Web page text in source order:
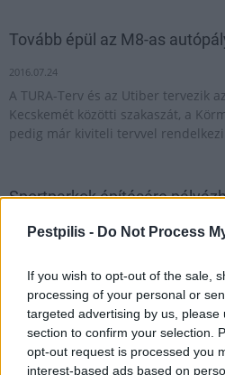
Pestpilis - Do Not Process
If you wish to opt-out of the sale,
processing of your personal or
targeted advertising by us, please
section to confirm your selection.
opt-out request is processed you
interest-based ads based on
Tovább épül az M8-as
2016.07.24
A TURA-Terv és az Utiber tervezik
Kecskemét közötti szakaszát, a
pedig már kiviteli tervvel
Sportparkok építésére
Az ingyenesen használható
létrehozásával a kormány a
ösztönözni.